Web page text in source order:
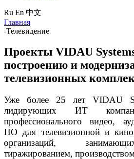
Ru En 中文
Главная
-Телевидение
Проекты VIDAU
построению и
телевизионных
Уже более 25 лет VIDAU
лидирующих ИТ
профессионального видео,
ПО для телевизионной и
организаций,
тиражированием,